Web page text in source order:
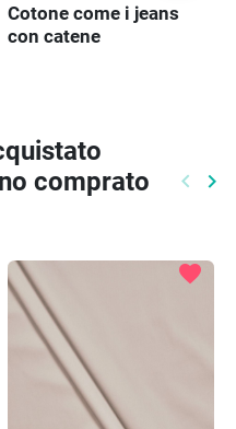
Cotone come i jeans
con catene
comprato
keyboard_arrow_left keyboard_arrow_right
favorite